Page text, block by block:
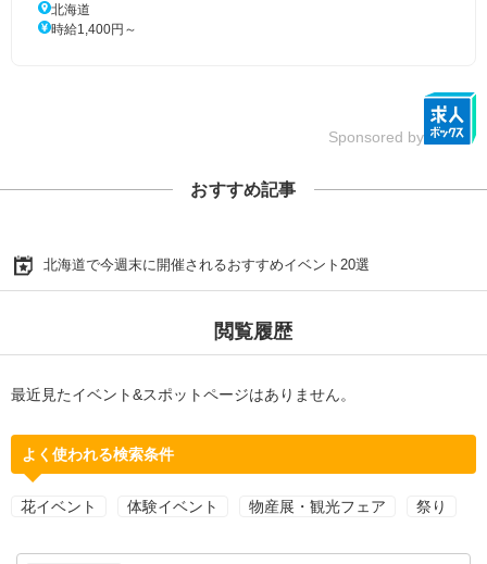
北海道
時給1,400円～
Sponsored by
おすすめ記事
北海道で今週末に開催されるおすすめイベント20選
閲覧履歴
最近見たイベント&スポットページはありません。
よく使われる検索条件
花イベント 体験イベント 物産展・観光フェア 祭り